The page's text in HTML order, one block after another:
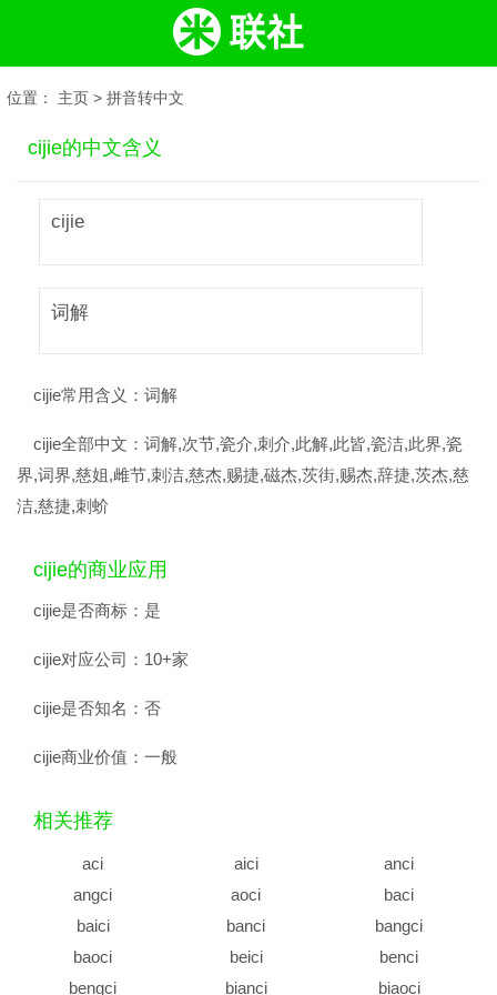
位置： 主页 > 拼音转中文
cijie的中文含义
cijie
词解
cijie常用含义： 词解
cijie全部中文： 词解,次节,瓷介,刺介,此解,此皆,瓷洁,此界,瓷
界,词界,慈姐,雌节,刺洁,慈杰,赐捷,磁杰,茨街,赐杰,辞捷,茨杰,慈
洁,慈捷,刺蚧
cijie的商业应用
cijie是否商标： 是
cijie对应公司： 10+家
cijie是否知名： 否
cijie商业价值： 一般
相关推荐
aci aici
anci
angci
aoci
baci
baici
banci
bangci
baoci
beici
benci
bengci
bianci biaoci